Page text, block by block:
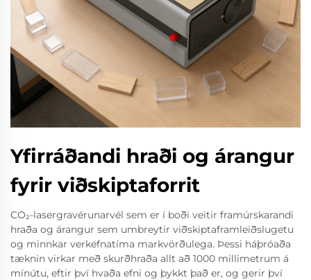
Yfirráðandi hraði og árangur
fyrir viðskiptaforrit
CO₂-lasergravérunarvél sem er í boði veitir framúrskarandi
hraða og árangur sem umbreytir viðskiptaframleiðslugetu
og minnkar verkefnatíma markvörðulega. Þessi háþróaða
tæknin virkar með skurðhraða allt að 1000 millimetrum á
mínútu, eftir því hvaða efni og þykkt það er, og gerir því